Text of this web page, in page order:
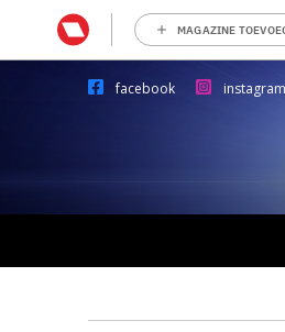
MAGAZINE
facebook instagram